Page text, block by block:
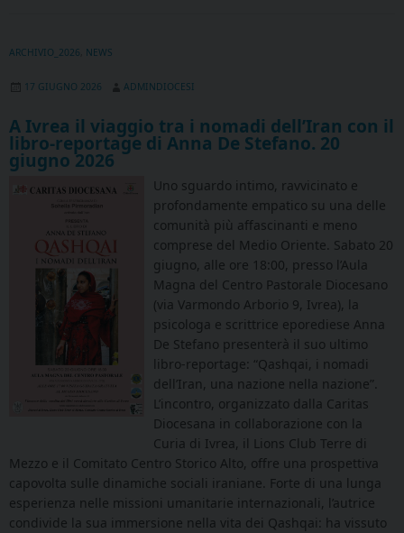
ARCHIVIO_2026 NEWS
17 GIUGNO 2026 ADMINDIOCESI
A Ivrea il viaggio tra i nomadi dell’Iran con il
libro-reportage di Anna De Stefano. 20
giugno 2026
Uno sguardo intimo, ravvicinato e
profondamente empatico su una delle
comunità più affascinanti e meno
comprese del Medio Oriente. Sabato 20
giugno, alle ore 18:00, presso l’Aula
Magna del Centro Pastorale Diocesano
(via Varmondo Arborio 9, Ivrea), la
psicologa e scrittrice eporediese Anna
De Stefano presenterà il suo ultimo
libro-reportage: “Qashqai, i nomadi
dell’Iran, una nazione nella nazione”.
L’incontro, organizzato dalla Caritas
Diocesana in collaborazione con la
Curia di Ivrea, il Lions Club Terre di
Mezzo e il Comitato Centro Storico Alto, offre una prospettiva
capovolta sulle dinamiche sociali iraniane. Forte di una lunga
esperienza nelle missioni umanitarie internazionali, l’autrice
condivide la sua immersione nella vita dei Qashqai: ha vissuto